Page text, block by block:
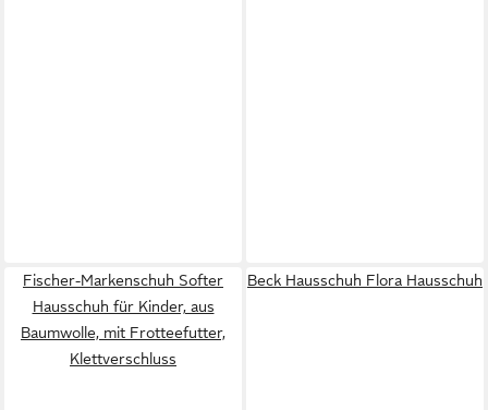
Fischer-Markenschuh Softer
Hausschuh für Kinder, aus
Baumwolle, mit Frotteefutter,
Klettverschluss
Beck Hausschuh Flora Hausschuh